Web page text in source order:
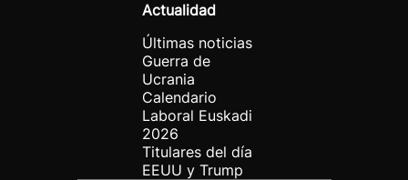
Actualidad
Últimas noticias
Guerra de
Ucrania
Calendario
Laboral Euskadi
2026
Titulares del día
EEUU y Trump